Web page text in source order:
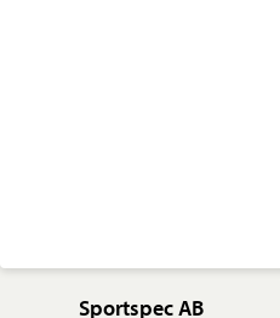
Sportspec AB